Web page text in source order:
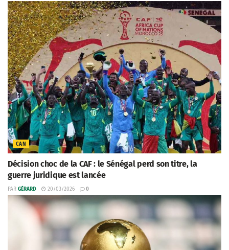
CAN
Décision choc de la CAF : le Sénégal perd son titre, la
guerre juridique est lancée
PAR GÉRARD 20/03/2026 0